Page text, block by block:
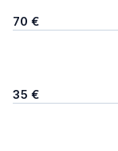
70 €
35 €